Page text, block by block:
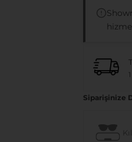
Siparişinize